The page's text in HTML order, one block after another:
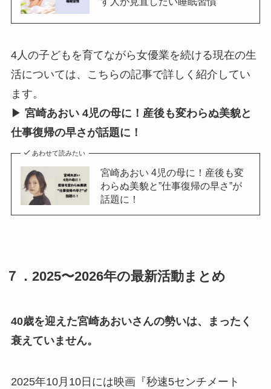
4人の子どもを育てながら女優業を続ける現在の生
活については、こちらの記事で詳しく紹介してい
ます。
▶ 宮崎あおい 4児の母に！産後も変わらぬ美貌と
仕事復帰の早さが話題に！
あわせて読みたい
宮崎あおい 4児の母に！産後も変
わらぬ美貌と”仕事復帰の早さ”が
話題に！
７．2025〜2026年の最新活動まとめ
40歳を迎えた宮崎あおいさんの勢いは、まったく
衰えていません。
2025年10月10日には映画『秒速5センチメート